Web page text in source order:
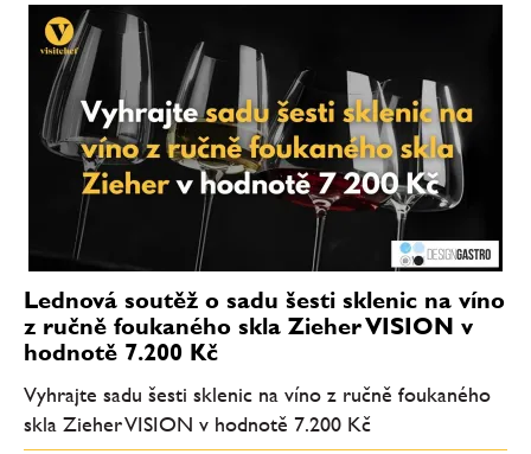
Lednová soutěž o sadu šesti sklenic na víno
z ručně foukaného skla Zieher VISION v
hodnotě 7.200 Kč
Vyhrajte sadu šesti sklenic na víno z ručně foukaného
skla Zieher VISION v hodnotě 7.200 Kč